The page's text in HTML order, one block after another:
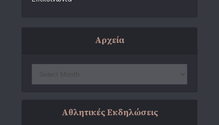
Αρχεία
Αθλητικές Εκδηλώσεις